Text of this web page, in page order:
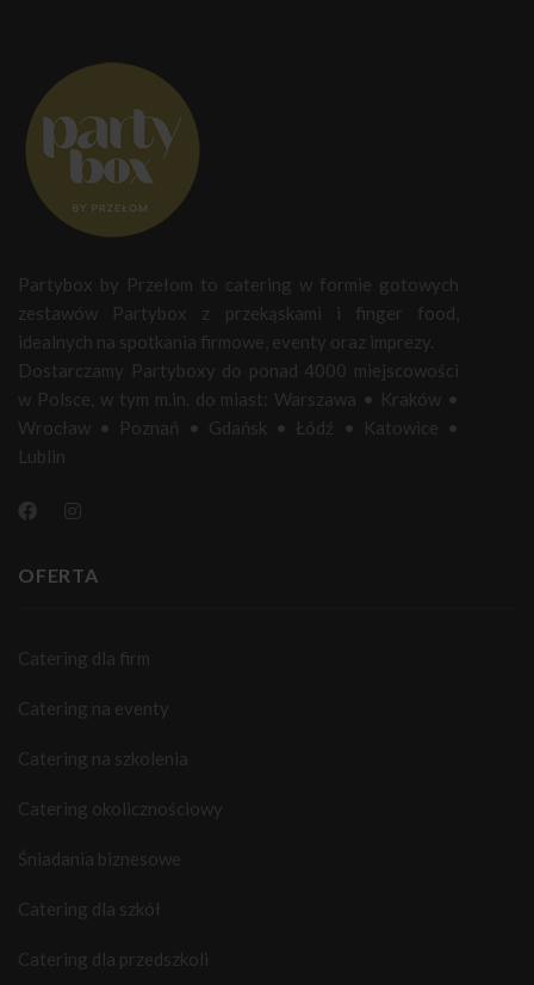
Partybox by Przełom to catering w formie gotowych
zestawów Partybox z przekąskami i finger food,
idealnych na spotkania firmowe, eventy oraz imprezy.
Dostarczamy Partyboxy do ponad 4000 miejscowości
w Polsce, w tym m.in. do miast: Warszawa • Kraków •
Wrocław • Poznań • Gdańsk • Łódź • Katowice •
Lublin
OFERTA
Catering dla firm
Catering na eventy
Catering na szkolenia
Catering okolicznościowy
Śniadania biznesowe
Catering dla szkół
Catering dla przedszkoli